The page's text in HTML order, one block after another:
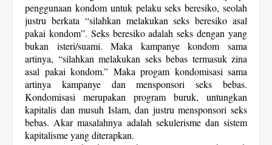
penggunaan kondom untuk pelaku seks beresiko, seolah
justru berkata “silahkan melakukan seks beresiko asal
pakai kondom”. Seks beresiko adalah seks dengan yang
bukan isteri/suami. Maka kampanye kondom sama
artinya, “silahkan melakukan seks bebas termasuk zina
asal pakai kondom.” Maka progam kondomisasi sama
artinya kampanye dan mensponsori seks bebas.
Kondomisasi merupakan program buruk, untungkan
kapitalis dan musuh Islam, dan justru mensponsori seks
bebas. Akar masalahnya adalah sekulerisme dan sistem
kapitalisme yang diterapkan.